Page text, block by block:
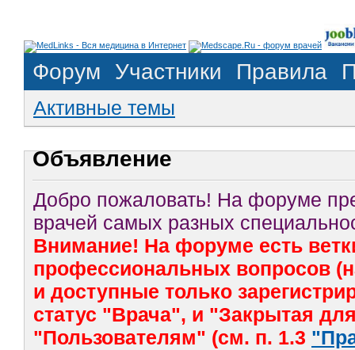
Форум Участники Правила
Активные темы
Объявление
Добро пожаловать! На форуме
врачей самых разных
Внимание! На форуме есть
профессиональных вопросов
и доступные только
статус "Врача", и "Закрытая
"Пользователям" (см. п. 1.3